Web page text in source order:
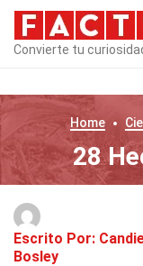
Convierte tu
Home
28
Escrito Por:
Bosley